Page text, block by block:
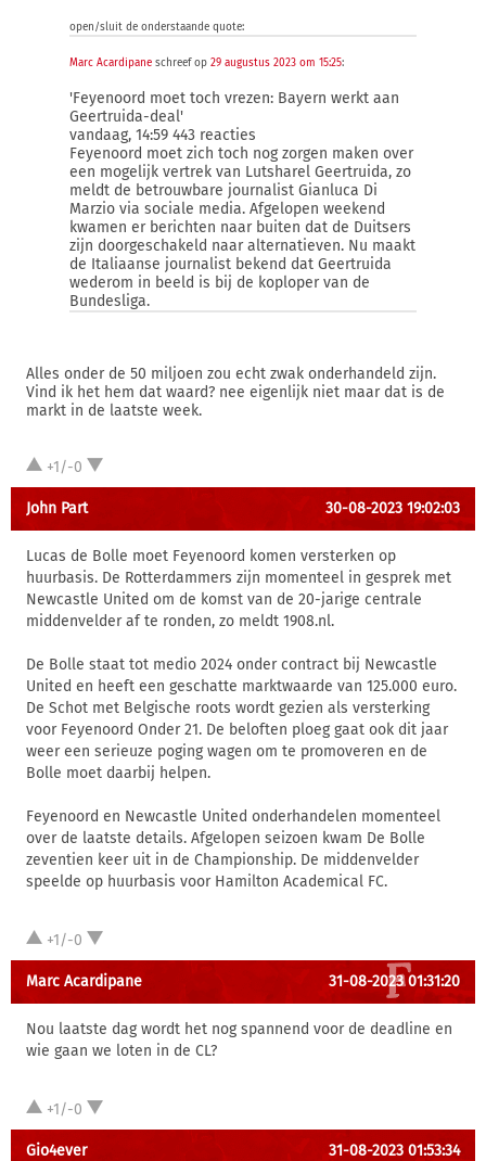
open/sluit de onderstaande quote:
Marc Acardipane schreef op 29 augustus 2023 om 15:25:
'Feyenoord moet toch vrezen: Bayern werkt aan
Geertruida-deal'
vandaag, 14:59 443 reacties
Feyenoord moet zich toch nog zorgen maken over
een mogelijk vertrek van Lutsharel Geertruida, zo
meldt de betrouwbare journalist Gianluca Di
Marzio via sociale media. Afgelopen weekend
kwamen er berichten naar buiten dat de Duitsers
zijn doorgeschakeld naar alternatieven. Nu maakt
de Italiaanse journalist bekend dat Geertruida
wederom in beeld is bij de koploper van de
Bundesliga.
Alles onder de 50 miljoen zou echt zwak onderhandeld zijn.
Vind ik het hem dat waard? nee eigenlijk niet maar dat is de
markt in de laatste week.
+1/-0
John Part 30-08-2023 19:02:03
Lucas de Bolle moet Feyenoord komen versterken op
huurbasis. De Rotterdammers zijn momenteel in gesprek met
Newcastle United om de komst van de 20-jarige centrale
middenvelder af te ronden, zo meldt 1908.nl.
De Bolle staat tot medio 2024 onder contract bij Newcastle
United en heeft een geschatte marktwaarde van 125.000 euro.
De Schot met Belgische roots wordt gezien als versterking
voor Feyenoord Onder 21. De beloften ploeg gaat ook dit jaar
weer een serieuze poging wagen om te promoveren en de
Bolle moet daarbij helpen.
Feyenoord en Newcastle United onderhandelen momenteel
over de laatste details. Afgelopen seizoen kwam De Bolle
zeventien keer uit in de Championship. De middenvelder
speelde op huurbasis voor Hamilton Academical FC.
+1/-0
Marc Acardipane 31-08-2023 01:31:20
Nou laatste dag wordt het nog spannend voor de deadline en
wie gaan we loten in de CL?
+1/-0
Gio4ever 31-08-2023 01:53:34